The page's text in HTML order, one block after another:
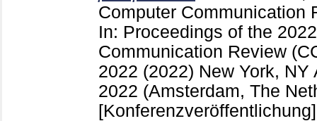
Computer Communication
In: Proceedings of the
Communication Review
2022 (2022) New York, NY
2022 (Amsterdam, The
[Konferenzveröffentlichung]